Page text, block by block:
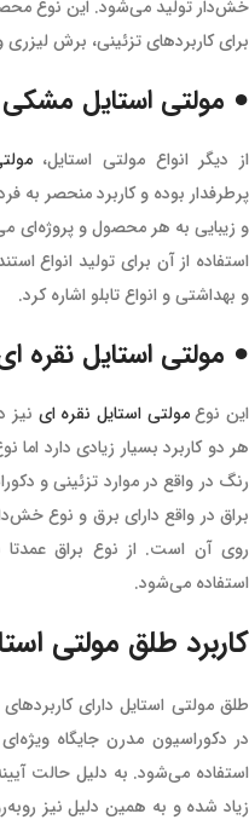
خش‌دار تولید می‌شود. این نوع
برای کاربردهای تزئینی، برش
● مولتی استایل مشکی
از دیگر انواع مولتی استایل،
پرطرفدار بوده و کاربرد منحصر به
و زیبایی به هر محصول و پروژه‌ای
استفاده از آن برای تولید انواع
و بهداشتی و انواع تابلو اشاره کرد.
● مولتی استایل نقره
این نوعمولتی استایل نقره ای نیز
هر دو کاربرد بسیار زیادی دارد
رنگ در واقع در موارد تزئینی و
براق در واقع دارای برق و نوع
روی آن است. از نوع براق عمدتا
استفاده می‌شود.
کاربرد طلق مولتی
طلق مولتی استایل دارای
در دکوراسیون مدرن جایگاه
استفاده می‌شود. به دلیل حالت
زیاد شده و به همین دلیل نیز